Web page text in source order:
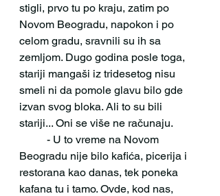
stigli, prvo tu po kraju, zatim po
Novom Beogradu, napokon i po
celom gradu, sravnili su ih sa
zemljom. Dugo godina posle toga,
stariji mangaši iz tridesetog nisu
smeli ni da pomole glavu bilo gde
izvan svog bloka. Ali to su bili
stariji... Oni se više ne računaju.
Beogradu nije bilo kafića, picerija i
restorana kao danas, tek poneka
kafana tu i tamo. Ovde, kod nas,